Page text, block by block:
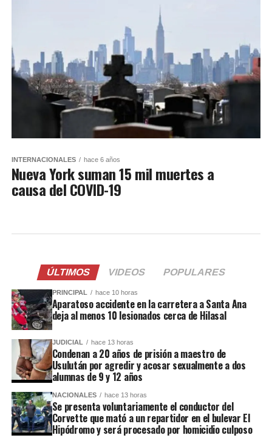
INTERNACIONALES hace 6 años
Nueva York suman 15 mil muertes a
causa del COVID-19
ÚLTIMOS VIDEOS POPULARES
PRINCIPAL hace 10 horas
Aparatoso accidente en la carretera a Santa Ana
deja al menos 10 lesionados cerca de Hilasal
JUDICIAL hace 13 horas
Condenan a 20 años de prisión a maestro de
Usulután por agredir y acosar sexualmente a dos
alumnas de 9 y 12 años
NACIONALES hace 13 horas
Se presenta voluntariamente el conductor del
Corvette que mató a un repartidor en el bulevar El
Hipódromo y será procesado por homicidio culposo